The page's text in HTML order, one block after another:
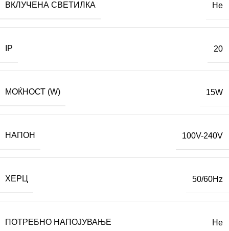
ВКЛУЧЕНА СВЕТИЛКА Не
IP 20
МОЌНОСТ (W) 15W
НАПОН 100V-240V
ХЕРЦ 50/60Hz
ПОТРЕБНО НАПОЈУВАЊЕ Не